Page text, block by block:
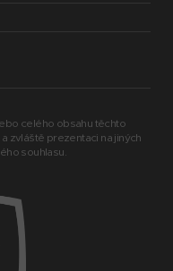
celého obsahu těchto
zvláště prezentaci na jiných
souhlasu.